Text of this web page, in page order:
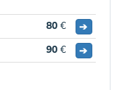
80 €
➔
90 € ➔